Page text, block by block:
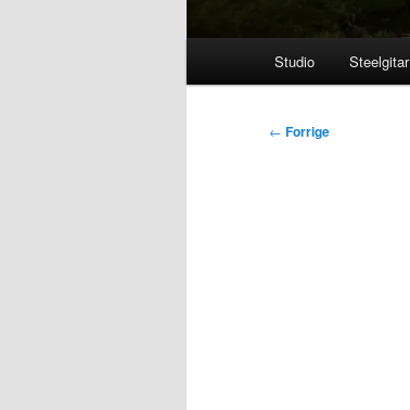
Studio Steelgitar
Innleggsnavigasjon
← Forrige